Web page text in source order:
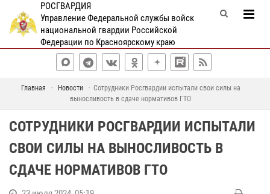
РОСГВАРДИЯ
Управление Федеральной службы войск
национальной гвардии Российской
Федерации по Красноярскому краю
Главная Новости
Сотрудники Росгвардии испытали свои силы на
выносливость в сдаче нормативов ГТО
СОТРУДНИКИ РОСГВАРДИИ ИСПЫТАЛИ
СВОИ СИЛЫ НА ВЫНОСЛИВОСТЬ В
СДАЧЕ НОРМАТИВОВ ГТО